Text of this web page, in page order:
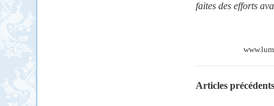
faites des efforts
Articles